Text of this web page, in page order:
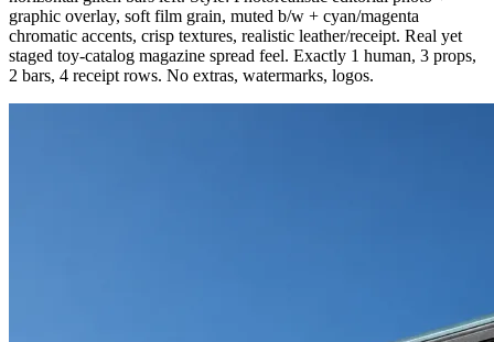
graphic overlay, soft film grain, muted b/w + cyan/magenta
chromatic accents, crisp textures, realistic leather/receipt. Real yet
staged toy-catalog magazine spread feel. Exactly 1 human, 3 props,
2 bars, 4 receipt rows. No extras, watermarks, logos.